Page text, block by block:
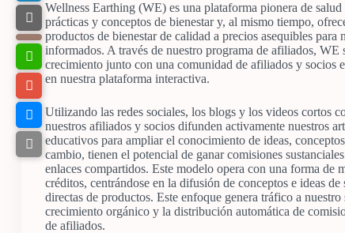
Wellness Earthing (WE) es una plataforma pionera de
prácticas y conceptos de bienestar y, al mismo tiempo,
productos de bienestar de calidad a precios asequibles para
informados. A través de nuestro programa de afiliados, WE
crecimiento junto con una comunidad de afiliados y socios
en nuestra plataforma interactiva.
Utilizando las redes sociales, los blogs y los videos cortos
nuestros afiliados y socios difunden activamente nuestros
educativos para ampliar el conocimiento de ideas,
cambio, tienen el potencial de ganar comisiones
enlaces compartidos. Este modelo opera con una forma de
créditos, centrándose en la difusión de conceptos e ideas
directas de productos. Este enfoque genera tráfico a
crecimiento orgánico y la distribución automática de
de afiliados.